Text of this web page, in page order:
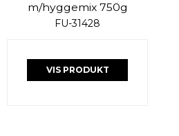
m/hyggemix 750g
FU-31428
VIS PRODUKT